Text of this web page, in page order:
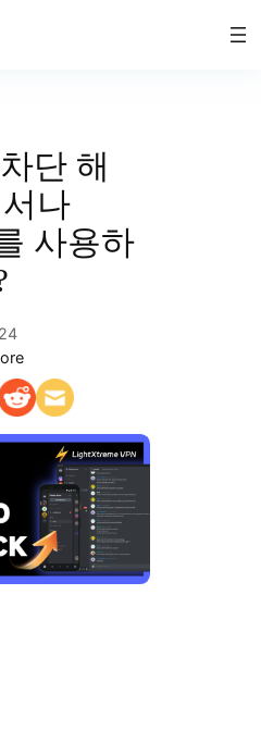
단 해
나
사용하